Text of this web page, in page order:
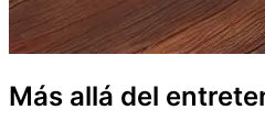
Más allá del